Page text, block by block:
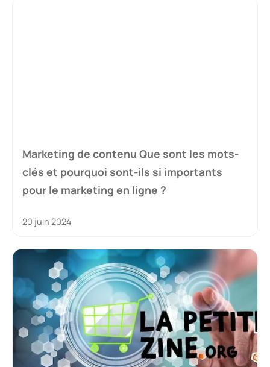
Marketing de contenu Que sont les mots-
clés et pourquoi sont-ils si importants
pour le marketing en ligne ?
20 juin 2024